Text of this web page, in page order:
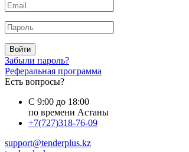
Войти
Забыли пароль?
Реферальная программа
Есть вопросы?
С 9:00 до 18:00
по времени Астаны
+7(727)318-76-09
support@tenderplus.kz